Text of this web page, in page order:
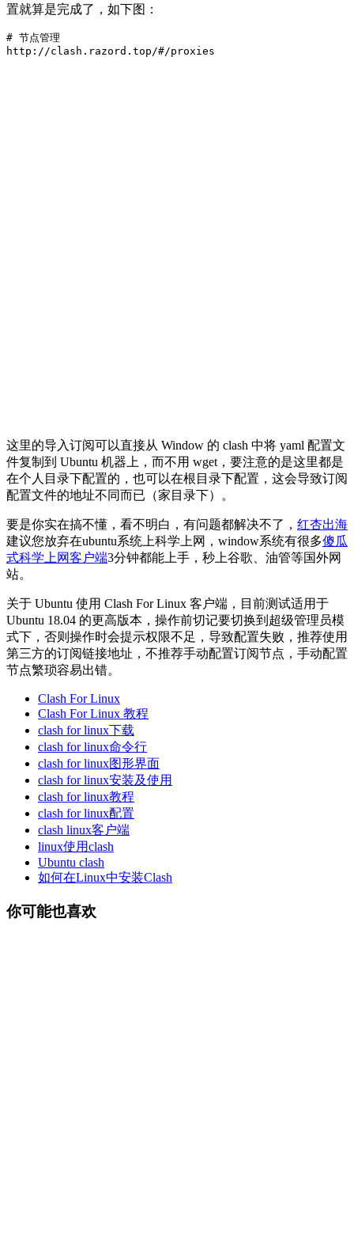
置就算是完成了，如下图：
# 节点管理
http://clash.razord.top/#/proxies
这里的导入订阅可以直接从 Window 的 clash 中将 yaml 配置文
件复制到 Ubuntu 机器上，而不用 wget，要注意的是这里都是
在个人目录下配置的，也可以在根目录下配置，这会导致订阅
配置文件的地址不同而已（家目录下）。
要是你实在搞不懂，看不明白，有问题都解决不了， 红杏出海
建议您放弃在ubuntu系统上科学上网，window系统有很多傻瓜
式科学上网客户端3分钟都能上手，秒上谷歌、油管等国外网
站。
关于 Ubuntu 使用 Clash For Linux 客户端，目前测试适用于
Ubuntu 18.04 的更高版本，操作前切记要切换到超级管理员模
式下，否则操作时会提示权限不足，导致配置失败，推荐使用
第三方的订阅链接地址，不推荐手动配置订阅节点，手动配置
节点繁琐容易出错。
Clash For Linux
Clash For Linux 教程
clash for linux下载
clash for linux命令行
clash for linux图形界面
clash for linux安装及使用
clash for linux教程
clash for linux配置
clash linux客户端
linux使用clash
Ubuntu clash
如何在Linux中安装Clash
你可能也喜欢